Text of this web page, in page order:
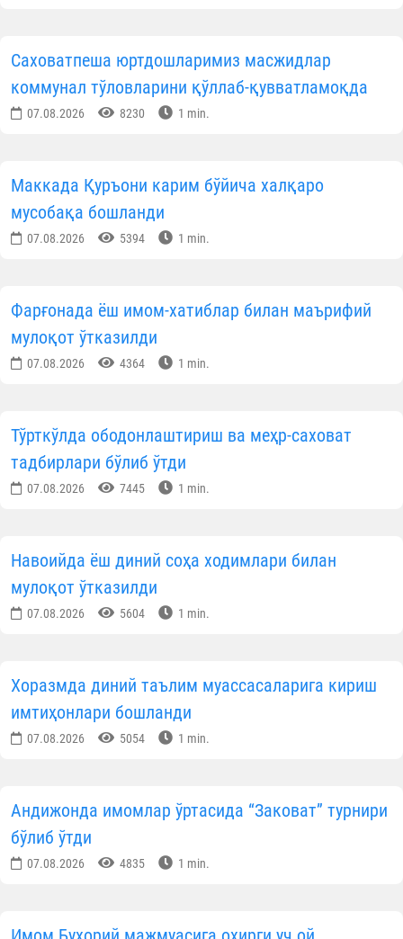
Саховатпеша юртдошларимиз масжидлар
коммунал тўловларини қўллаб-қувватламоқда
07.08.2026 8230 1 min.
Маккада Қуръони карим бўйича халқаро
мусобақа бошланди
07.08.2026 5394 1 min.
Фарғонада ёш имом-хатиблар билан маърифий
мулоқот ўтказилди
07.08.2026 4364 1 min.
Тўрткўлда ободонлаштириш ва меҳр-саховат
тадбирлари бўлиб ўтди
07.08.2026 7445 1 min.
Навоийда ёш диний соҳа ходимлари билан
мулоқот ўтказилди
07.08.2026 5604 1 min.
Хоразмда диний таълим муассасаларига кириш
имтиҳонлари бошланди
07.08.2026 5054 1 min.
Андижонда имомлар ўртасида “Заковат” турнири
бўлиб ўтди
07.08.2026 4835 1 min.